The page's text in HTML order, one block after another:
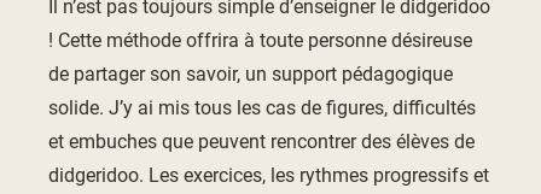
Il n’est pas toujours simple d’enseigner le didgeridoo
! Cette méthode offrira à toute personne désireuse
de partager son savoir, un support pédagogique
solide. J’y ai mis tous les cas de figures, difficultés
et embuches que peuvent rencontrer des élèves de
didgeridoo. Les exercices, les rythmes progressifs et